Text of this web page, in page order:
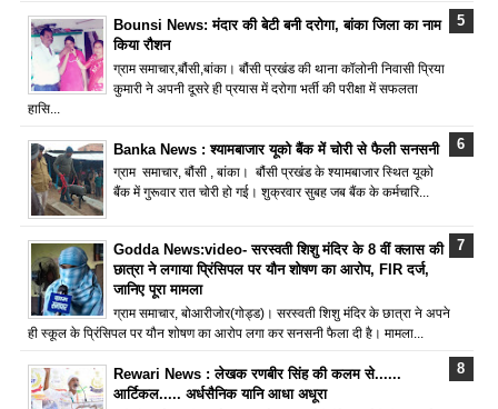
Bounsi News: मंदार की बेटी बनी दरोगा, बांका जिला का नाम
किया रौशन
ग्राम समाचार,बौंसी,बांका। बौंसी प्रखंड की थाना कॉलोनी निवासी प्रिया
कुमारी ने अपनी दूसरे ही प्रयास में दरोगा भर्ती की परीक्षा में सफलता
हासि...
Banka News : श्यामबाजार यूको बैंक में चोरी से फैली सनसनी
ग्राम समाचार, बौंसी , बांका। बौंसी प्रखंड के श्यामबाजार स्थित यूको
बैंक में गुरूवार रात चोरी हो गई। शुक्रवार सुबह जब बैंक के कर्मचारि...
Godda News:video- सरस्वती शिशु मंदिर के 8 वीं क्लास की
छात्रा ने लगाया प्रिंसिपल पर यौन शोषण का आरोप, FIR दर्ज,
जानिए पूरा मामला
ग्राम समाचार, बोआरीजोर(गोड्ड)। सरस्वती शिशु मंदिर के छात्रा ने अपने
ही स्कूल के प्रिंसिपल पर यौन शोषण का आरोप लगा कर सनसनी फैला दी है। मामला...
Rewari News : लेखक रणबीर सिंह की कलम से......
आर्टिकल..... अर्धसैनिक यानि आधा अधूरा